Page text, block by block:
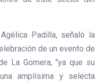
Padilla, señaló la
de un evento de
La Gomera, "ya que su
amplísima y selecta